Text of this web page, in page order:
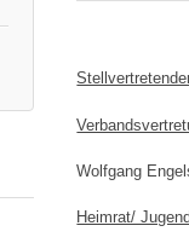
Wolfgang
Heimrat/